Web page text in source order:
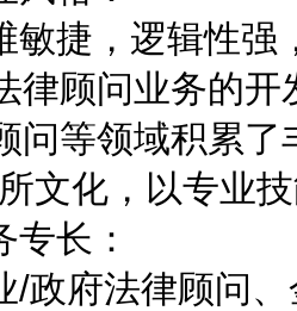
敏捷，逻辑性强
律顾问业务的
问等领域积累了
文化，以专业
专长：
/政府法律顾问